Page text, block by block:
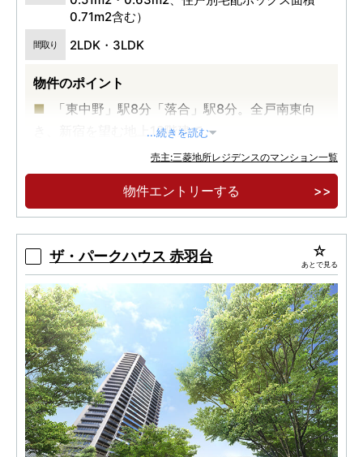
0.71m2含む）
間取り 2LDK・3LDK
物件のポイント
「東中野」駅8分「落合」駅8分。全戸南東向
き、新宿を望む地上19階建て。
新宿駅4分、2駅3路線利用可。大手町・日本
橋・六本木へ直通の都心マルチアクセス。
2LDK56m2台/3LDK65m2台～、角住戸率
イル。
...続きを読む
売主:三菱地所レジデンスのマンション一覧
物件エントリーする
ザ・パークハウス 赤羽台 あとで見る